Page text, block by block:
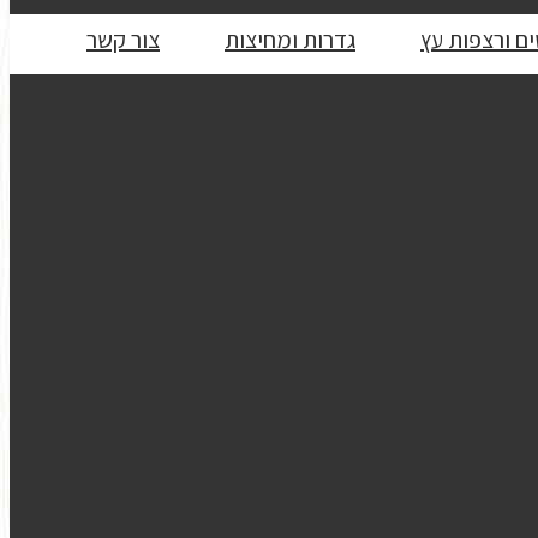
ורצפות עץ גדרות ומחיצות צור קשר